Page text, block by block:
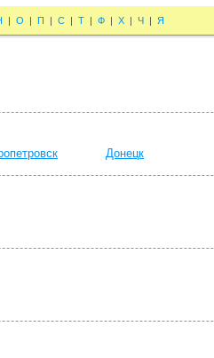
| О | П | С | Т | Ф | Х | Ч | Я
Донецк